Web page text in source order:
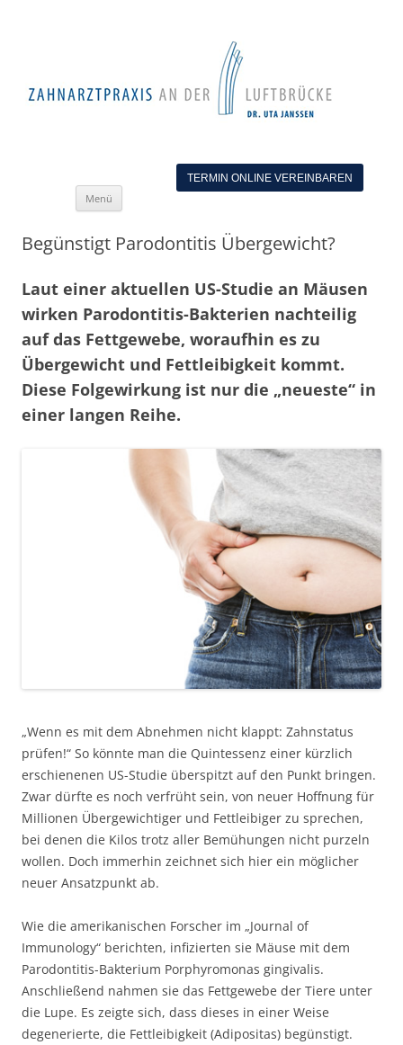
TERMIN ONLINE VEREINBAREN
Menü
Begünstigt Parodontitis Übergewicht?
Laut einer aktuellen US-Studie an Mäusen
wirken Parodontitis-Bakterien nachteilig
auf das Fettgewebe, woraufhin es zu
Übergewicht und Fettleibigkeit kommt.
Diese Folgewirkung ist nur die „neueste“ in
einer langen Reihe.
„Wenn es mit dem Abnehmen nicht klappt: Zahnstatus
prüfen!“ So könnte man die Quintessenz einer kürzlich
erschienenen US-Studie überspitzt auf den Punkt bringen.
Zwar dürfte es noch verfrüht sein, von neuer Hoffnung für
Millionen Übergewichtiger und Fettleibiger zu sprechen,
bei denen die Kilos trotz aller Bemühungen nicht purzeln
wollen. Doch immerhin zeichnet sich hier ein möglicher
neuer Ansatzpunkt ab.
Wie die amerikanischen Forscher im „Journal of
Immunology“ berichten, infizierten sie Mäuse mit dem
Parodontitis-Bakterium Porphyromonas gingivalis.
Anschließend nahmen sie das Fettgewebe der Tiere unter
die Lupe. Es zeigte sich, dass dieses in einer Weise
degenerierte, die Fettleibigkeit (Adipositas) begünstigt.